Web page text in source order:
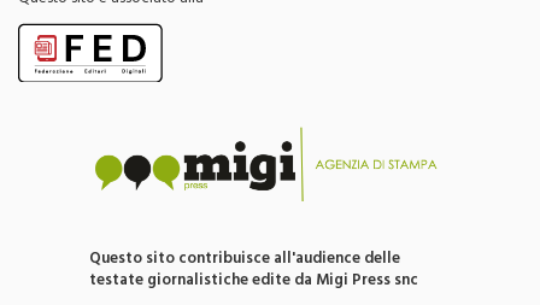
testate giornalistiche edite da Migi Press snc